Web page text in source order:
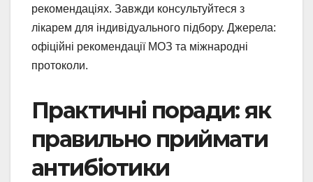
рекомендаціях. Завжди консультуйтеся з
лікарем для індивідуального підбору. Джерела:
офіційні рекомендації МОЗ та міжнародні
протоколи.
Практичні поради: як
правильно приймати
антибіотики